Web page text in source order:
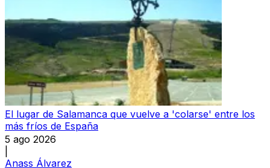
El lugar de Salamanca que vuelve a 'colarse' entre los
más fríos de España
5 ago 2026
Anass Álvarez